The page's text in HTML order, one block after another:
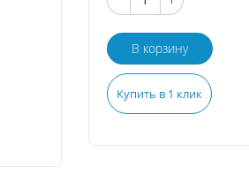
В корзину
Купить в 1 клик